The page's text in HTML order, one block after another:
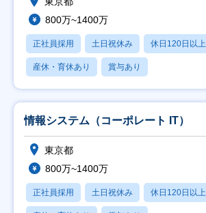
800万~1400万
正社員採用 土日祝休み 休日120日以上
産休・育休あり 賞与あり
情報システム（コーポレート IT）
東京都
800万~1400万
正社員採用 土日祝休み 休日120日以上